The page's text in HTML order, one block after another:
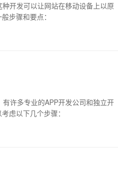
开发可以让网站在移动设备上以原
步骤和要点：
许多专业的APP开发公司和独立开
虑以下几个步骤：